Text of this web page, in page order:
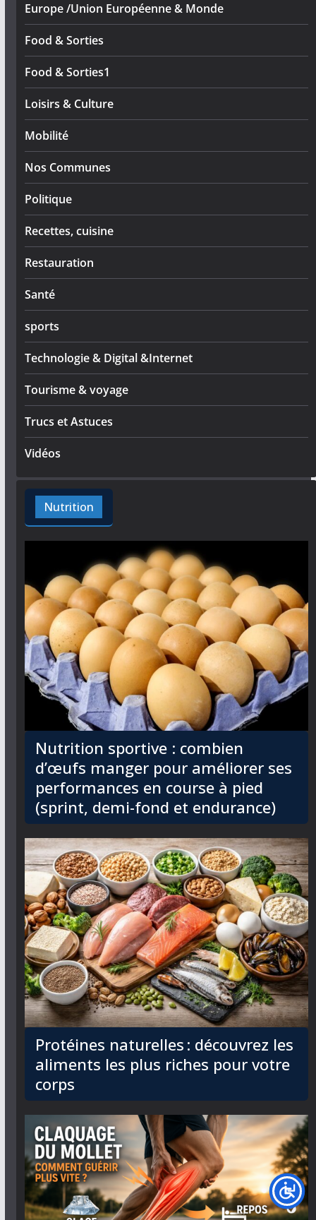
Europe /Union Européenne & Monde
Food & Sorties
Food & Sorties1
Loisirs & Culture
Mobilité
Nos Communes
Politique
Recettes, cuisine
Restauration
Santé
sports
Technologie & Digital &Internet
Tourisme & voyage
Trucs et Astuces
Vidéos
Nutrition
Nutrition sportive : combien
d’œufs manger pour améliorer ses
performances en course à pied
(sprint, demi-fond et endurance)
Protéines naturelles : découvrez les
aliments les plus riches pour votre
corps